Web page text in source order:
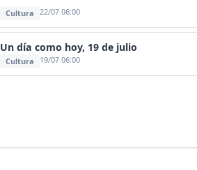
Cultura 22/07 06:00
Un día como hoy, 19 de julio
Cultura 19/07 06:00